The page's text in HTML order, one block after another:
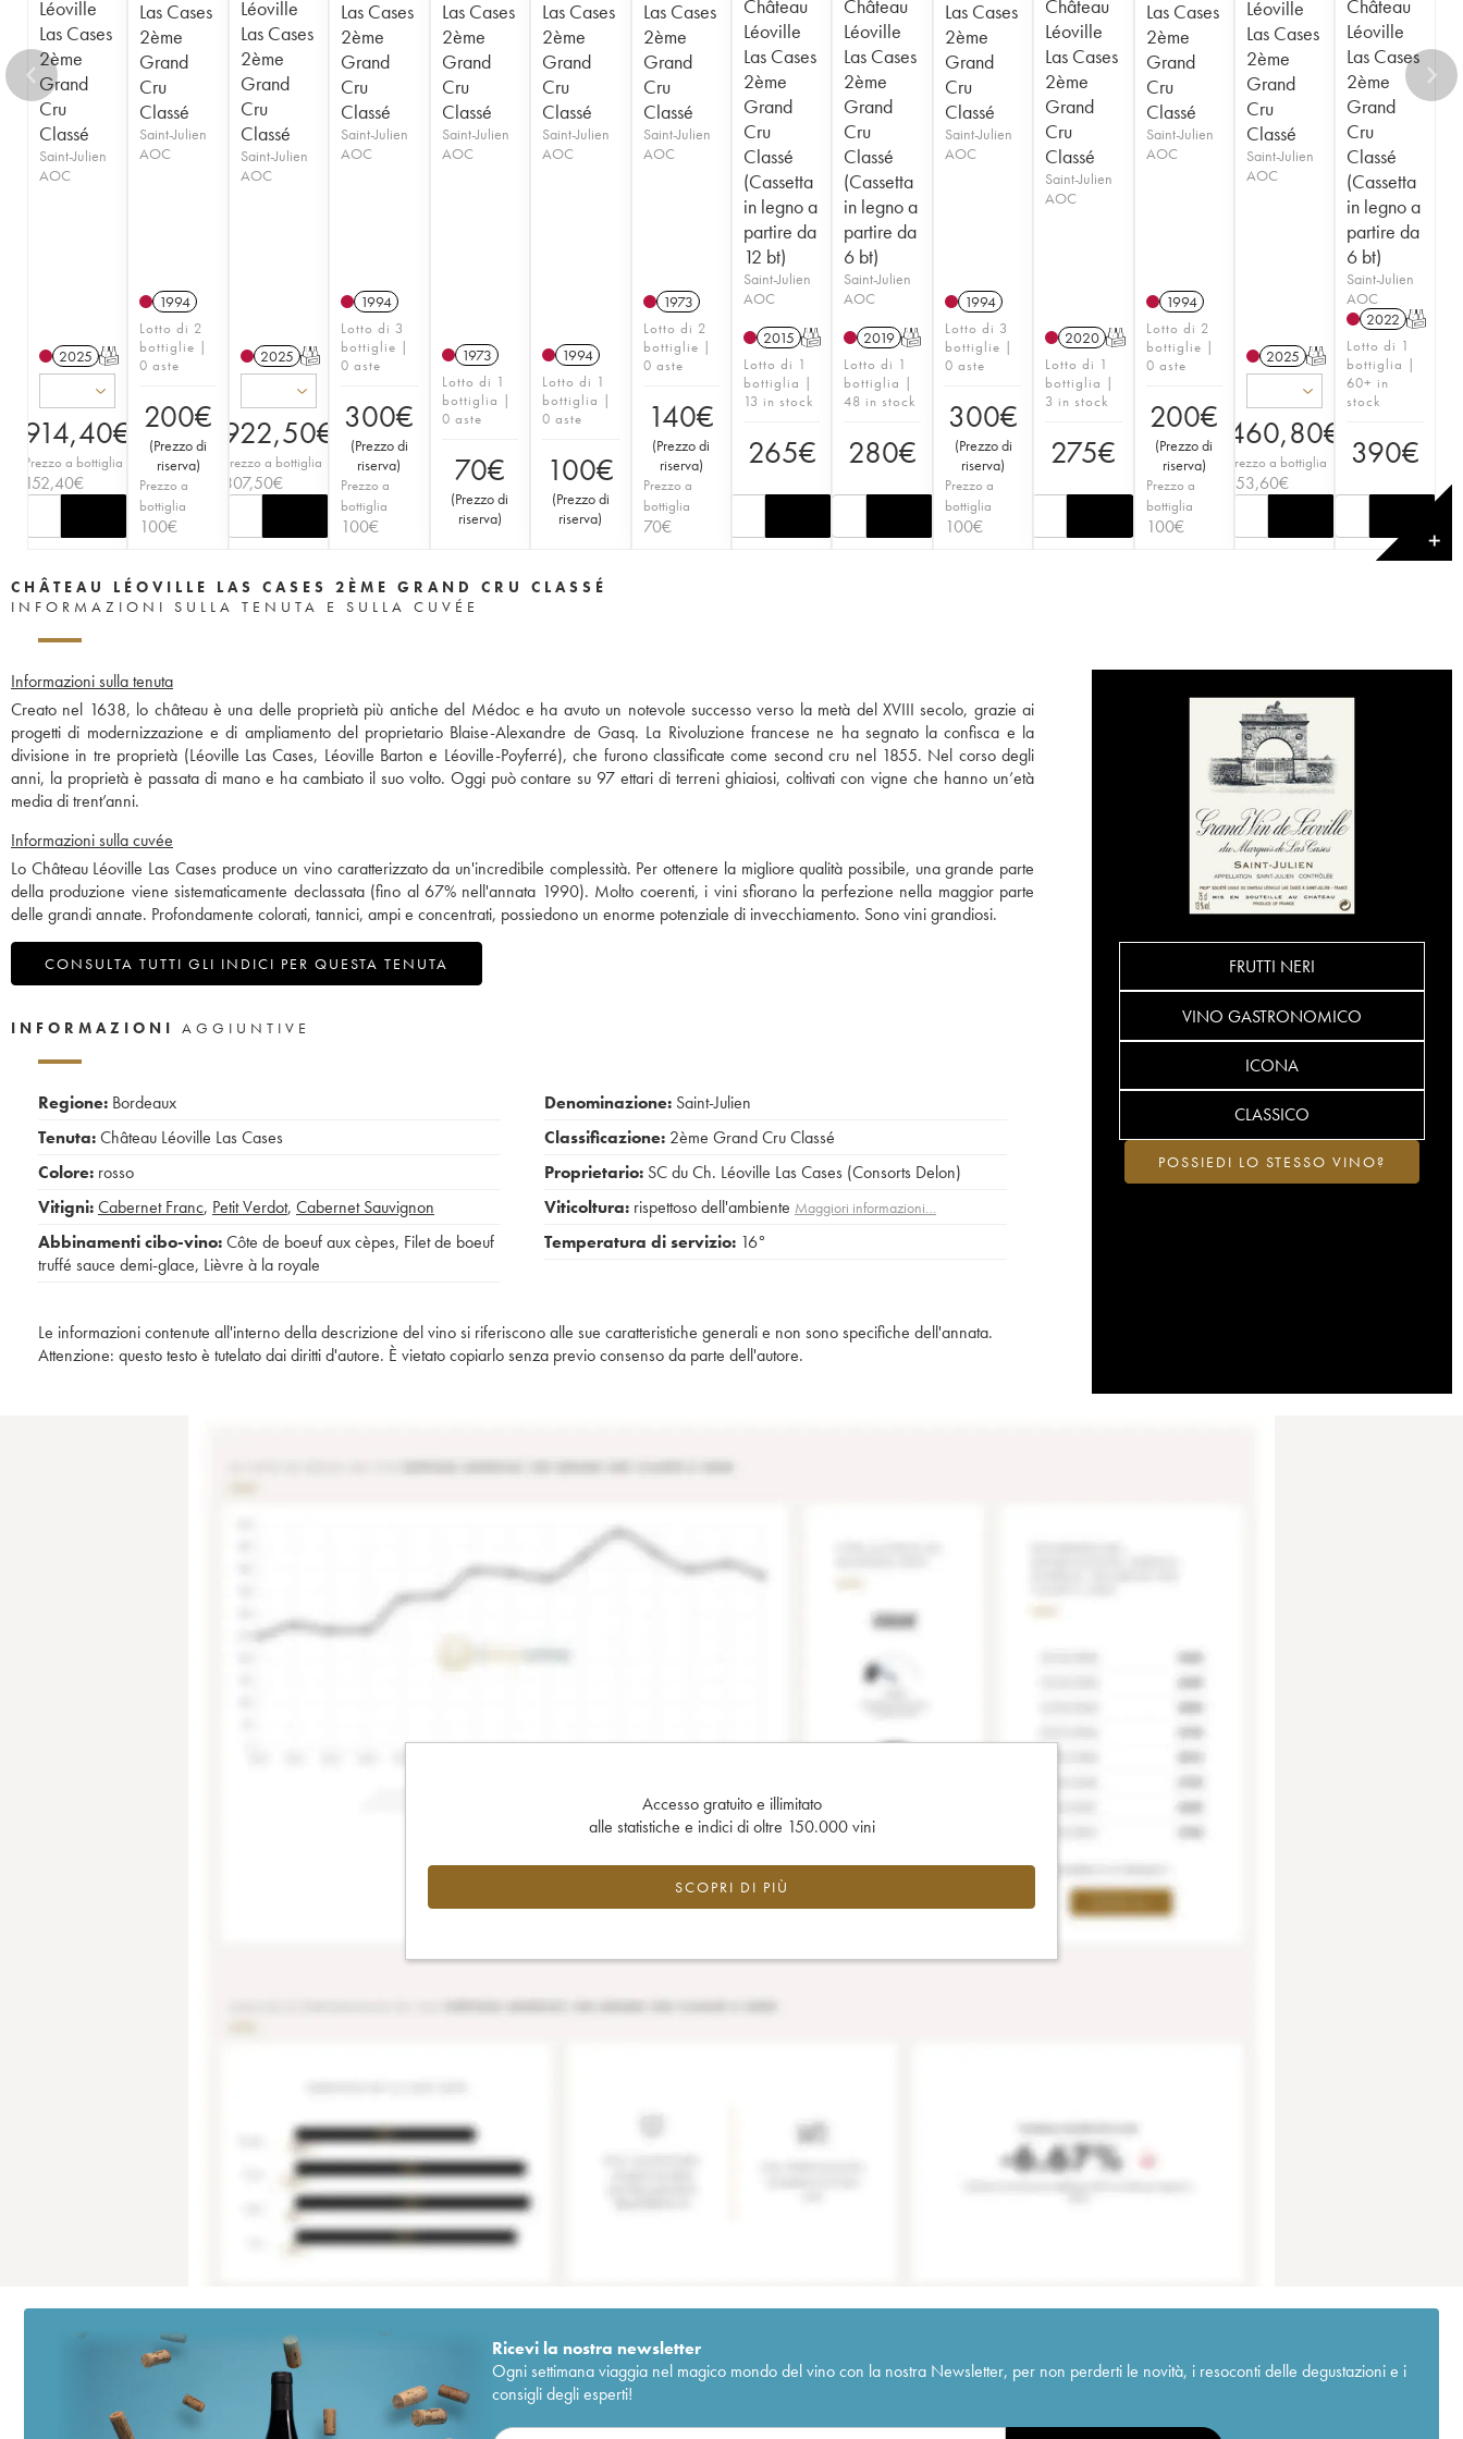
Léoville
Las Cases
2ème
Grand
Cru
Classé
Saint-Julien
AOC
2025 T
914,40€
Prezzo a bottiglia
152,40€
Las Cases
2ème
Grand
Cru
Classé
Saint-Julien
AOC
1994
Lotto di 2
bottiglie |
0 aste
200€
(Prezzo di
riserva)
Prezzo a
bottiglia
100€
Léoville
Las Cases
2ème
Grand
Cru
Classé
Saint-Julien
AOC
2025 T
922,50€
Prezzo a bottiglia
307,50€
Las Cases
2ème
Grand
Cru
Classé
Saint-Julien
AOC
1994
Lotto di 3
bottiglie |
0 aste
300€
(Prezzo di
riserva)
Prezzo a
bottiglia
100€
Las Cases
2ème
Grand
Cru
Classé
Saint-Julien
AOC
1973
Lotto di 1
bottiglia |
0 aste
70€
(Prezzo di
riserva)
Las Cases
2ème
Grand
Cru
Classé
Saint-Julien
AOC
1994
Lotto di 1
bottiglia |
0 aste
100€
(Prezzo di
riserva)
Las Cases
2ème
Grand
Cru
Classé
Saint-Julien
AOC
1973
Lotto di 2
bottiglie |
0 aste
140€
(Prezzo di
riserva)
Prezzo a
bottiglia
70€
Château
Léoville
Las Cases
2ème
Grand
Cru
Classé
(Cassetta
in legno a
partire da
12 bt)
Saint-Julien
AOC
2015 T
Lotto di 1
bottiglia |
13 in stock
265€
Château
Léoville
Las Cases
2ème
Grand
Cru
Classé
(Cassetta
in legno a
partire da
6 bt)
Saint-Julien
AOC
2019 T
Lotto di 1
bottiglia |
48 in stock
280€
Las Cases
2ème
Grand
Cru
Classé
Saint-Julien
AOC
1994
Lotto di 3
bottiglie |
0 aste
300€
(Prezzo di
riserva)
Prezzo a
bottiglia
100€
Château
Léoville
Las Cases
2ème
Grand
Cru
Classé
Saint-Julien
AOC
2020 T
Lotto di 1
bottiglia |
3 in stock
275€
Las Cases
2ème
Grand
Cru
Classé
Saint-Julien
AOC
1994
Lotto di 2
bottiglie |
0 aste
200€
(Prezzo di
riserva)
Prezzo a
bottiglia
100€
Léoville
Las Cases
2ème
Grand
Cru
Classé
Saint-Julien
AOC
2025 T
460,80€
Prezzo a bottiglia
153,60€
Château
Léoville
Las Cases
2ème
Grand
Cru
Classé
(Cassetta
in legno a
partire da
6 bt)
Saint-Julien
AOC
2022 T
Lotto di 1
bottiglia |
60+ in
stock
390€
✕
CHÂTEAU LÉOVILLE LAS CASES 2ÈME GRAND CRU CLASSÉ
INFORMAZIONI SULLA TENUTA E SULLA CUVÉE
Informazioni sulla tenuta
Creato nel 1638, lo château è una delle proprietà più antiche del Médoc e ha avuto un notevole successo verso la metà del XVIII secolo, grazie ai
progetti di modernizzazione e di ampliamento del proprietario Blaise-Alexandre de Gasq. La Rivoluzione francese ne ha segnato la confisca e la
divisione in tre proprietà (Léoville Las Cases, Léoville Barton e Léoville-Poyferré), che furono classificate come second cru nel 1855. Nel corso degli
anni, la proprietà è passata di mano e ha cambiato il suo volto. Oggi può contare su 97 ettari di terreni ghiaiosi, coltivati con vigne che hanno un’età
media di trent’anni.
Informazioni sulla cuvée
Lo Château Léoville Las Cases produce un vino caratterizzato da un'incredibile complessità. Per ottenere la migliore qualità possibile, una grande parte
della produzione viene sistematicamente declassata (fino al 67% nell'annata 1990). Molto coerenti, i vini sfiorano la perfezione nella maggior parte
delle grandi annate. Profondamente colorati, tannici, ampi e concentrati, possiedono un enorme potenziale di invecchiamento. Sono vini grandiosi.
CONSULTA TUTTI GLI INDICI PER QUESTA TENUTA FRUTTI NERI
VINO GASTRONOMICO
ICONA
CLASSICO
POSSIEDI LO STESSO VINO?
INFORMAZIONI AGGIUNTIVE
Regione: Bordeaux
Tenuta:Château Léoville Las Cases
Colore: rosso
Vitigni:Cabernet Franc, Petit Verdot, Cabernet Sauvignon
Abbinamenti cibo-vino:Côte de boeuf aux cèpes, Filet de boeuf
truffé sauce demi-glace, Lièvre à la royale
Denominazione: Saint-Julien
Classificazione: 2ème Grand Cru Classé
Proprietario: SC du Ch. Léoville Las Cases (Consorts Delon)
Viticoltura: rispettoso dell'ambiente Maggiori informazioni…
Temperatura di servizio: 16°
Le informazioni contenute all'interno della descrizione del vino si riferiscono alle sue caratteristiche generali e non sono specifiche dell'annata.
Attenzione: questo testo è tutelato dai diritti d'autore. È vietato copiarlo senza previo consenso da parte dell'autore.
Accesso gratuito e illimitato
alle statistiche e indici di oltre 150.000 vini
SCOPRI DI PIÙ
Ricevi la nostra newsletter
Ogni settimana viaggia nel magico mondo del vino con la nostra Newsletter, per non perderti le novità, i resoconti delle degustazioni e i
consigli degli esperti!